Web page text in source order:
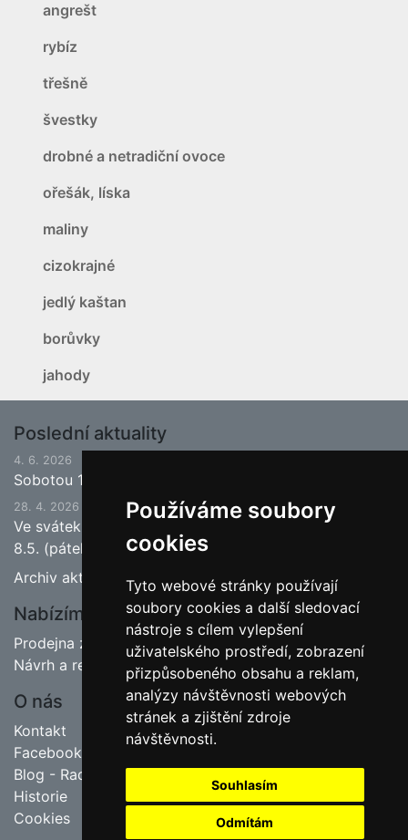
Používáme soubory
cookies
Tyto webové stránky používají
soubory cookies a další sledovací
nástroje s cílem vylepšení
uživatelského prostředí, zobrazení
přizpůsobeného obsahu a reklam,
analýzy návštěvnosti webových
stránek a zjištění zdroje
návštěvnosti.
Souhlasím
Odmítám
angrešt
rybíz
třešně
švestky
drobné a netradiční ovoce
ořešák, líska
maliny
cizokrajné
jedlý kaštan
borůvky
jahody
Poslední aktuality
4. 6. 2026
Sobotou 13.6.2026 bude ukončena jarní sezona.
28. 4. 2026
Ve svátek 1.5. (pátek) bude naše prodejna zavřena a
8.5. (pátek) bude otevřeno.
Archiv aktualit
Nabízíme
Prodejna zahradnictví
Návrh a realizace zahrad
O nás
Kontakt
Facebook
Blog - Rady pro zahrádkáře
Historie
Cookies